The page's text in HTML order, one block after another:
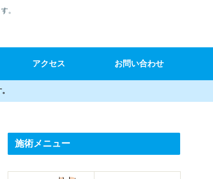
。
アクセス お問い合わせ
施術メニュー